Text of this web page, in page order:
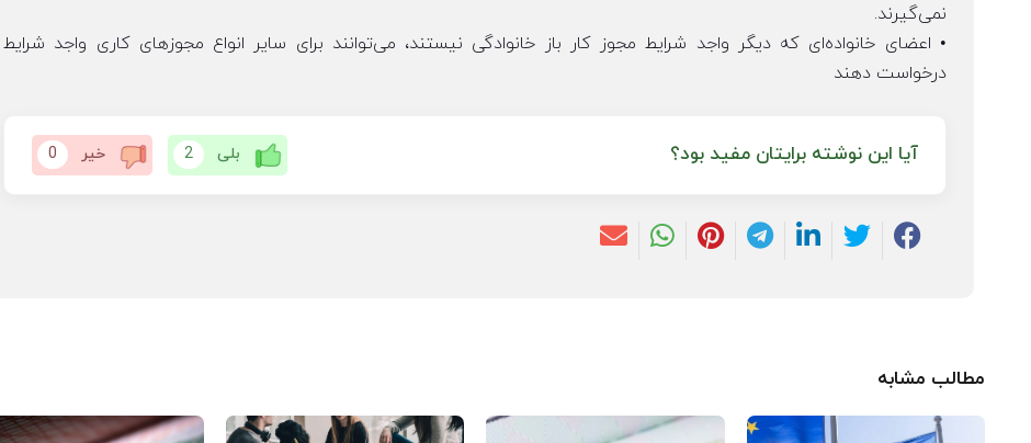
نمی‌گیرند.
• اعضای خانواده‌ای که دیگر واجد شرایط مجوز کار باز خانوادگی نیستند، می‌توانند برای سایر انواع مجوزهای کاری واجد شرایط
درخواست دهند
آیا این نوشته برایتان مفید بود؟ بلی 2 خیر 0
مطالب مشابه